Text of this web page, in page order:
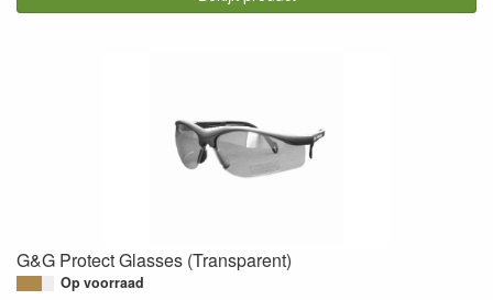
G&G Protect Glasses (Transparent)
Op voorraad